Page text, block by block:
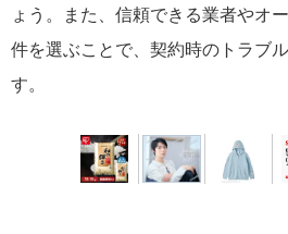
ょう。また、信頼できる業者やオ
件を選ぶことで、契約時のトラブ
す。